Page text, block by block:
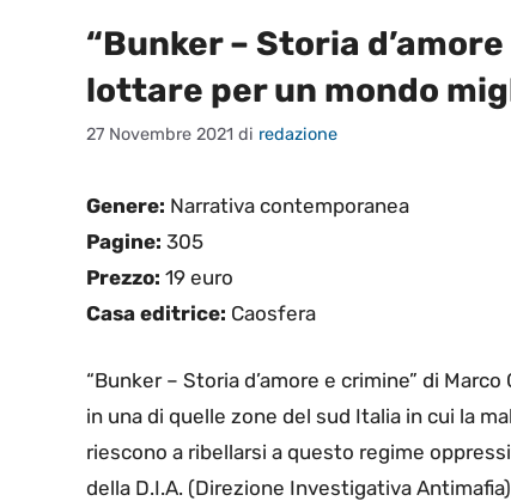
“Bunker – Storia
lottare per un mondo
27 Novembre 2021 di redazione
Genere: Narrativa contemporanea
Pagine: 305
Prezzo: 19 euro
Casa editrice: Caosfera
“Bunker – Storia d’amore e crimine” di
in una di quelle zone del sud Italia in cui la
riescono a ribellarsi a questo regime
della D.I.A. (Direzione Investigativa